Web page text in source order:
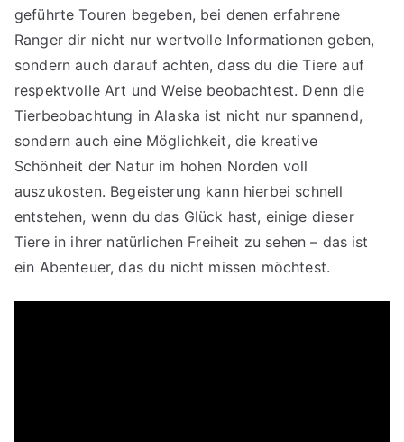
geführte Touren begeben, bei denen erfahrene
Ranger dir nicht nur wertvolle Informationen geben,
sondern auch darauf achten, dass du die Tiere auf
respektvolle Art und Weise beobachtest. Denn die
Tierbeobachtung in Alaska ist nicht nur spannend,
sondern auch eine Möglichkeit, die kreative
Schönheit der Natur im hohen Norden voll
auszukosten. Begeisterung kann hierbei schnell
entstehen, wenn du das Glück hast, einige dieser
Tiere in ihrer natürlichen Freiheit zu sehen – das ist
ein Abenteuer, das du nicht missen möchtest.